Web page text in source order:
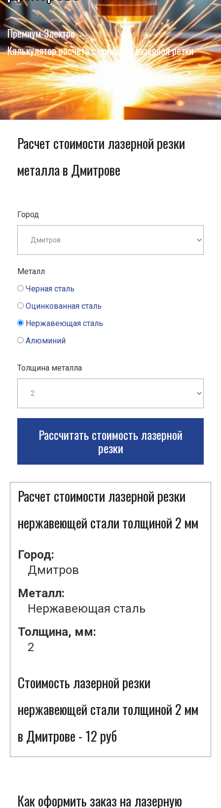
Премиум-Электро
Калькулятор расчета стоимости лазерной резки
Расчет стоимости лазерной резки
металла в Дмитрове
Город
Металл
Черная сталь
Оцинкованная сталь
Нержавеющая сталь
Алюминий
Толщина металла
Рассчитать стоимость лазерной
резки
Расчет стоимости лазерной резки
нержавеющей стали толщиной 2 мм
Город:
Дмитров
Металл:
Нержавеющая сталь
Толщина, мм:
2
Стоимость лазерной резки
нержавеющей стали толщиной 2 мм
в Дмитрове - 12 руб
Как оформить заказ на лазерную